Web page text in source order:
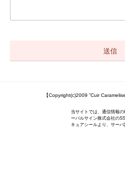
【Copyright(c)2009 ”Cuir
当サイトでは、通信情報
ーバルサイン株式会社の
キュアシールより、サー